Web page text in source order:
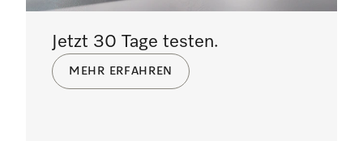
Jetzt 30 Tage testen.
MEHR ERFAHREN